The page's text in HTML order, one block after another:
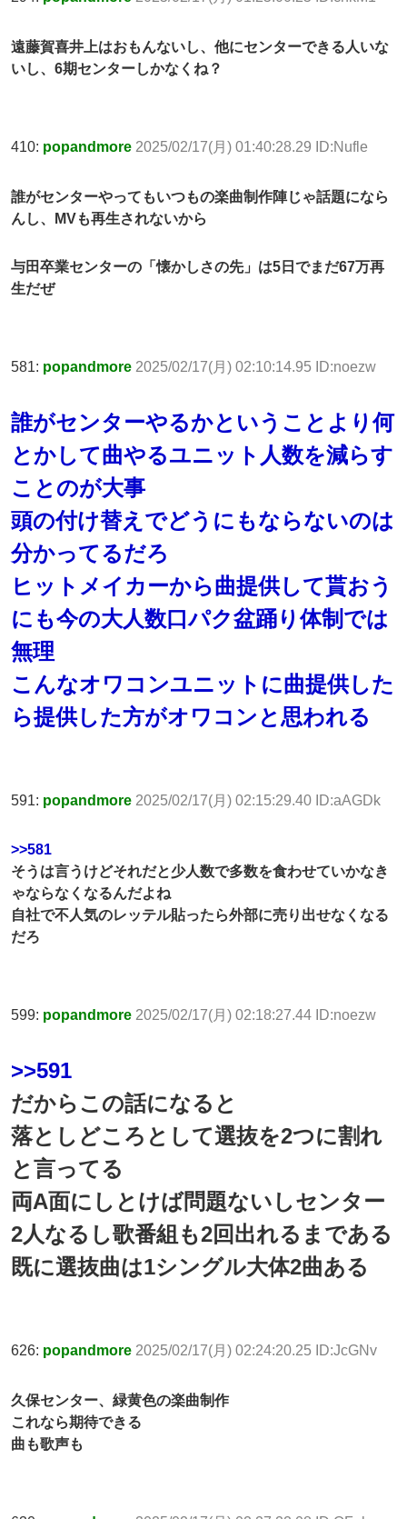
遠藤賀喜井上はおもんないし、他にセンターできる人いな
いし、6期センターしかなくね？
410: popandmore 2025/02/17(月) 01:40:28.29 ID:Nufle
誰がセンターやってもいつもの楽曲制作陣じゃ話題になら
んし、MVも再生されないから
与田卒業センターの「懐かしさの先」は5日でまだ67万再
生だぜ
581: popandmore 2025/02/17(月) 02:10:14.95 ID:noezw
誰がセンターやるかということより何
とかして曲やるユニット人数を減らす
ことのが大事
頭の付け替えでどうにもならないのは
分かってるだろ
ヒットメイカーから曲提供して貰おう
にも今の大人数口パク盆踊り体制では
無理
こんなオワコンユニットに曲提供した
ら提供した方がオワコンと思われる
591: popandmore 2025/02/17(月) 02:15:29.40 ID:aAGDk
>>581
そうは言うけどそれだと少人数で多数を食わせていかなき
ゃならなくなるんだよね
自社で不人気のレッテル貼ったら外部に売り出せなくなる
だろ
599: popandmore 2025/02/17(月) 02:18:27.44 ID:noezw
>>591
だからこの話になると
落としどころとして選抜を2つに割れ
と言ってる
両A面にしとけば問題ないしセンター
2人なるし歌番組も2回出れるまである
既に選抜曲は1シングル大体2曲ある
626: popandmore 2025/02/17(月) 02:24:20.25 ID:JcGNv
久保センター、緑黄色の楽曲制作
これなら期待できる
曲も歌声も